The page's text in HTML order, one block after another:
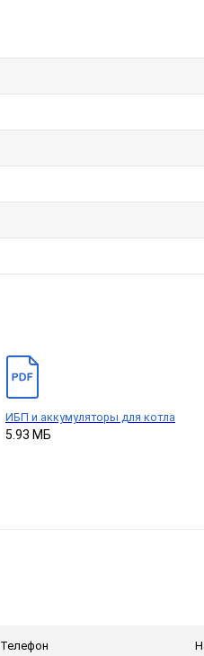
ИБП и аккумуляторы для котла
5.93 МБ
Телефон